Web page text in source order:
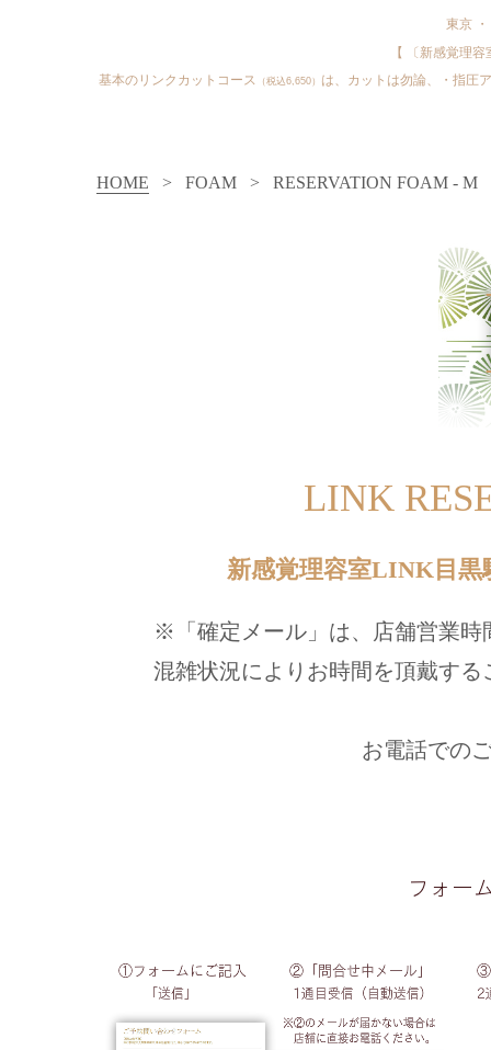
東京
【 〔新感覚理
基本のリンクカットコース （税込6,650） は、カットは勿論、・指圧
HOME > FOAM > RESERVATION FOAM - M
LINK
新感覚理容室LINK目黒
※「確定メール」は、店舗営業時
混雑状況によりお時間を頂戴す
お電話での